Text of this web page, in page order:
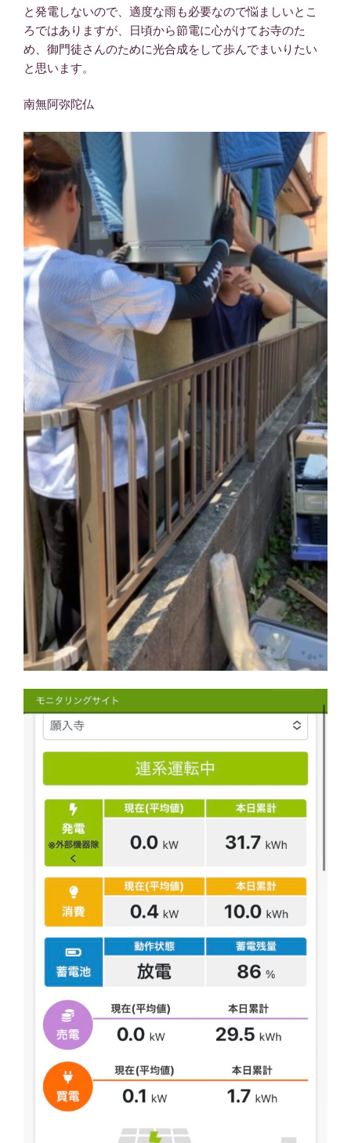
と発電しないので、適度な雨も必要なので悩ましいとこ
ろではありますが、日頃から節電に心がけてお寺のた
め、御門徒さんのために光合成をして歩んでまいりたい
と思います。
南無阿弥陀仏